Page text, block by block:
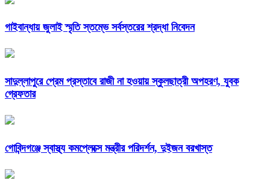
গাইবান্ধায় জুলাই স্মৃতি স্তম্ভে সর্বস্তরের শ্রদ্ধা নিবেদন
সাদুল্লাপুরে প্রেম প্রস্তাবে রাজী না হওয়ায় স্কুলছাত্রী অপহরণ, যুবক
গ্রেফতার
গোবিন্দগঞ্জে স্বাস্থ্য কমপ্লেক্সে মন্ত্রীর পরিদর্শন, দুইজন বরখাস্ত